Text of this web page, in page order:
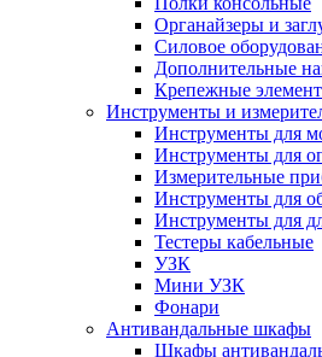
Органайзеры и
Силовое
Дополнительные
Крепежные
Инструменты и
Инструменты для
Инструменты для
Измерительные
Инструменты для
Инструменты для
Тестеры кабельные
УЗК
Мини УЗК
Фонари
Антивандальные шкафы
Шкафы